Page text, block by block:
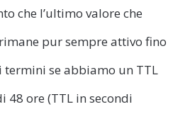
che l’ultimo valore che
pur sempre attivo fino
termini se abbiamo un TTL
48 ore (TTL in secondi